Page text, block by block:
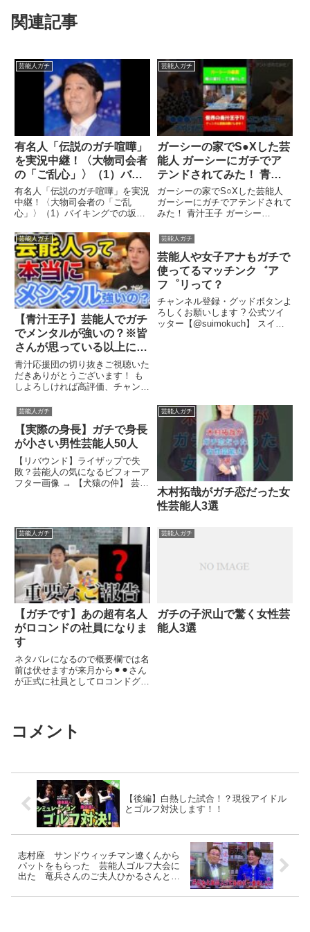
関連記事
芸能人ガチ
有名人「伝説のガチ喧嘩」
を実況中継！〈大物司会者
の「ご乱心」〉（1）バイ
キングでの坂上忍VS北村
晴男弁護士
有名人「伝説のガチ喧嘩」を実況
中継！〈大物司会者の「ご乱
心」〉（1）バイキングでの坂上
連ツイート
芸能人ガチ
ガーシーの家でS●Xした芸
能人 ガーシーにガチでア
テンドされてみた！ 青汁
王子 ガーシー #shorts #青
汁王子 #ガーシー #ガーシ
ーch
ガーシーの家でS○Xした芸能人
ガーシーにガチでアテンドされて
みた！ 青汁王子 ガーシー
関連ツイート
芸能人ガチ
【青汁王子】芸能人でガチ
でメンタルが強いの？※皆
さんが思っている以上に
●●だと思いますよ・・
【三崎優太切り抜き】
青汁応援団の切り抜きご視聴いた
だきありがとうございます！ も
しよろしければ高評価、チャンネ
ート
芸能人ガチ
芸能人や女子アナもガチで
使ってるマッチンク゛ア
フ゜リって？
チャンネル登録・グッドボタンよ
ろしくお願いします ? 公式ツイ
ッター【@suimokuch】 スイモ
芸能人ガチ
【実際の身長】ガチで身長
が小さい男性芸能人50人
【リバウンド】ライザップで失
敗？芸能人の気になるビフォーア
フター画像 → 【犬猿の仲】 芸能
芸能人ガチ
木村拓哉がガチ恋だった女
性芸能人3選
芸能人ガチ
【ガチです】あの超有名人
がロコンドの社員になりま
す
ネタバレになるので概要欄では名
前は伏せますが来月から⚫︎⚫︎さん
が正式に社員としてロコンドグル
芸能人ガチ
ガチの子沢山で驚く女性芸
能人3選
コメント
【後編】白熱した試合！？現役アイドル
とゴルフ対決します！！
志村座 サンドウィッチマン遼くんから
パットをもらった 芸能人ゴルフ大会に
出た 竜兵さんのご夫人ひかるさんと伊